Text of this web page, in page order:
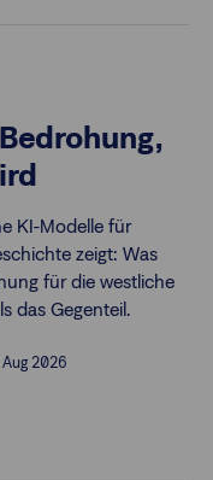
KI-Modelle für
zeigt: Was
für die westliche
das Gegenteil.
2026